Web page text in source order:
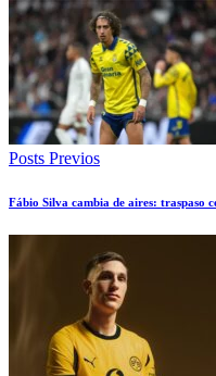
Posts Previos
Fábio Silva cambia de aires: traspaso